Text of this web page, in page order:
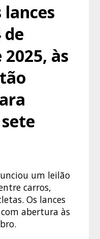
de
às
um leilão
carros,
Os lances
abertura às